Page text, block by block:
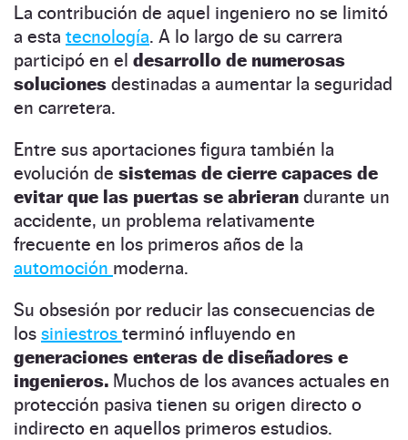
La contribución de aquel ingeniero no se limitó
a esta tecnología. A lo largo de su carrera
participó en el desarrollo de numerosas
soluciones destinadas a aumentar la seguridad
en carretera.
Entre sus aportaciones figura también la
evolución de sistemas de cierre capaces de
evitar que las puertas se abrieran durante un
accidente, un problema relativamente
frecuente en los primeros años de la
automoción moderna.
Su obsesión por reducir las consecuencias de
los siniestros terminó influyendo en
generaciones enteras de diseñadores e
ingenieros. Muchos de los avances actuales en
protección pasiva tienen su origen directo o
indirecto en aquellos primeros estudios.